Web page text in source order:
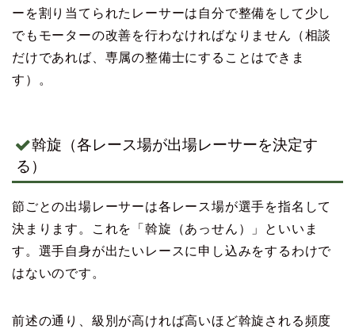
ーを割り当てられたレーサーは自分で整備をして少し
でもモーターの改善を行わなければなりません（相談
だけであれば、専属の整備士にすることはできま
す）。
斡旋（各レース場が出場レーサーを決定す
る）
節ごとの出場レーサーは各レース場が選手を指名して
決まります。これを「斡旋（あっせん）」といいま
す。選手自身が出たいレースに申し込みをするわけで
はないのです。
前述の通り、級別が高ければ高いほど斡旋される頻度